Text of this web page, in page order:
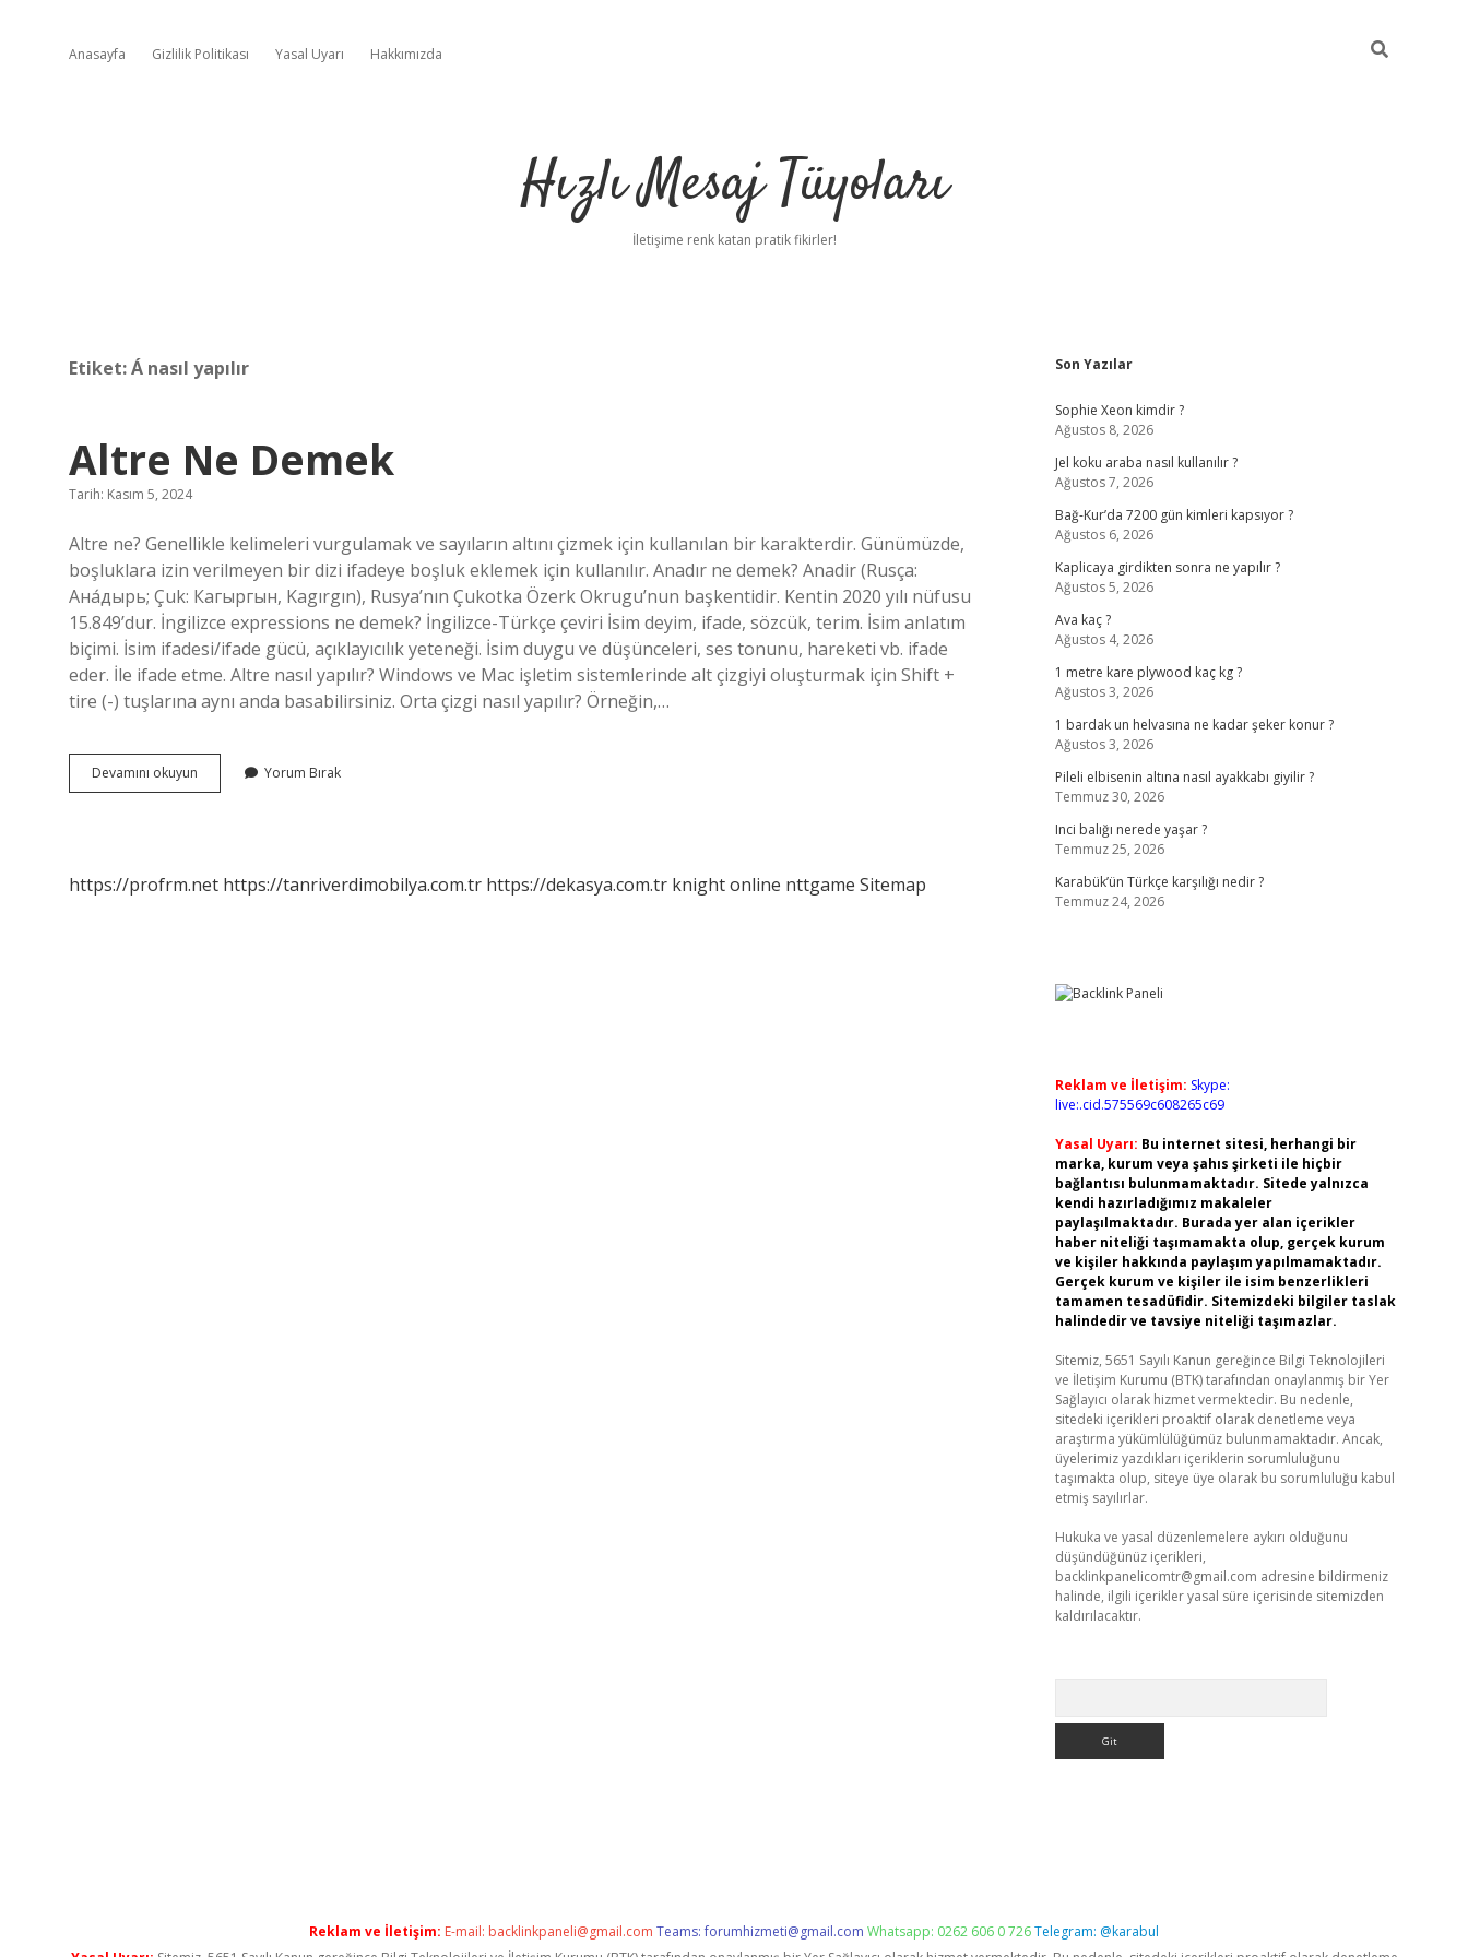
Anasayfa Gizlilik Politikası Yasal Uyarı Hakkımızda
Hızlı Mesaj Tüyoları
İletişime renk katan pratik fikirler!
Etiket:Á nasıl yapılır
Altre Ne Demek
Tarih: Kasım 5, 2024
Altre ne? Genellikle kelimeleri vurgulamak ve sayıların altını çizmek için kullanılan bir karakterdir. Günümüzde,
boşluklara izin verilmeyen bir dizi ifadeye boşluk eklemek için kullanılır. Anadır ne demek? Anadir (Rusça:
Ана́дырь; Çuk: Кагыргын, Kagırgın), Rusya’nın Çukotka Özerk Okrugu’nun başkentidir. Kentin 2020 yılı nüfusu
15.849’dur. İngilizce expressions ne demek? İngilizce-Türkçe çeviri İsim deyim, ifade, sözcük, terim. İsim anlatım
biçimi. İsim ifadesi/ifade gücü, açıklayıcılık yeteneği. İsim duygu ve düşünceleri, ses tonunu, hareketi vb. ifade
eder. İle ifade etme. Altre nasıl yapılır? Windows ve Mac işletim sistemlerinde alt çizgiyi oluşturmak için Shift +
tire (-) tuşlarına aynı anda basabilirsiniz. Orta çizgi nasıl yapılır? Örneğin,…
Devamını okuyun
Ne
Yorum Bırak
https://profrm.net https://tanriverdimobilya.com.tr https://dekasya.com.tr knight online nttgame Sitemap
Sidebar
Son Yazılar
Sophie Xeon kimdir ?
Ağustos 8, 2026
Jel koku araba nasıl kullanılır ?
Ağustos 7, 2026
Bağ-Kur’da 7200 gün kimleri kapsıyor ?
Ağustos 6, 2026
Kaplicaya girdikten sonra ne yapılır ?
Ağustos 5, 2026
Ava kaç ?
Ağustos 4, 2026
1 metre kare plywood kaç kg ?
Ağustos 3, 2026
1 bardak un helvasına ne kadar şeker konur ?
Ağustos 3, 2026
Pileli elbisenin altına nasıl ayakkabı giyilir ?
Temmuz 30, 2026
Inci balığı nerede yaşar ?
Temmuz 25, 2026
Karabük’ün Türkçe karşılığı nedir ?
Temmuz 24, 2026
Reklam ve İletişim: Skype:
live:.cid.575569c608265c69
Yasal Uyarı: Bu internet sitesi, herhangi bir
marka, kurum veya şahıs şirketi ile hiçbir
bağlantısı bulunmamaktadır. Sitede yalnızca
kendi hazırladığımız makaleler
paylaşılmaktadır. Burada yer alan içerikler
haber niteliği taşımamakta olup, gerçek kurum
ve kişiler hakkında paylaşım yapılmamaktadır.
Gerçek kurum ve kişiler ile isim benzerlikleri
tamamen tesadüfidir. Sitemizdeki bilgiler taslak
halindedir ve tavsiye niteliği taşımazlar.
Sitemiz, 5651 Sayılı Kanun gereğince Bilgi Teknolojileri
ve İletişim Kurumu (BTK) tarafından onaylanmış bir Yer
Sağlayıcı olarak hizmet vermektedir. Bu nedenle,
sitedeki içerikleri proaktif olarak denetleme veya
araştırma yükümlülüğümüz bulunmamaktadır. Ancak,
üyelerimiz yazdıkları içeriklerin sorumluluğunu
taşımakta olup, siteye üye olarak bu sorumluluğu kabul
etmiş sayılırlar.
Hukuka ve yasal düzenlemelere aykırı olduğunu
düşündüğünüz içerikleri,
backlinkpanelicomtr@gmail.com adresine bildirmeniz
halinde, ilgili içerikler yasal süre içerisinde sitemizden
kaldırılacaktır.
Reklam ve İletişim: E-mail: backlinkpaneli@gmail.com Teams:forumhizmeti@gmail.com Whatsapp: 0262 606 0 726Telegram: @karabul